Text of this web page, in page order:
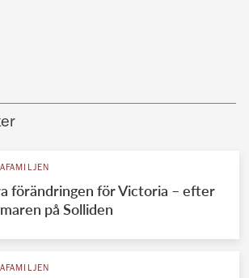
förändringen för Victoria – efter
på Solliden